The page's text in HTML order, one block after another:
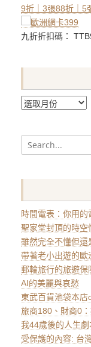
9折｜3張88折｜5
九折折扣碼：
彙
Search
for:
時間電表：你用
聖家堂封頂的時空
雖然完全不懂但
帶著老小出遊的歐
郵輪旅行的旅遊保
AI的美麗與哀愁
東武百貨池袋本
旅商180、財商0
我44歲後的人生劇
受保護的內容: 台